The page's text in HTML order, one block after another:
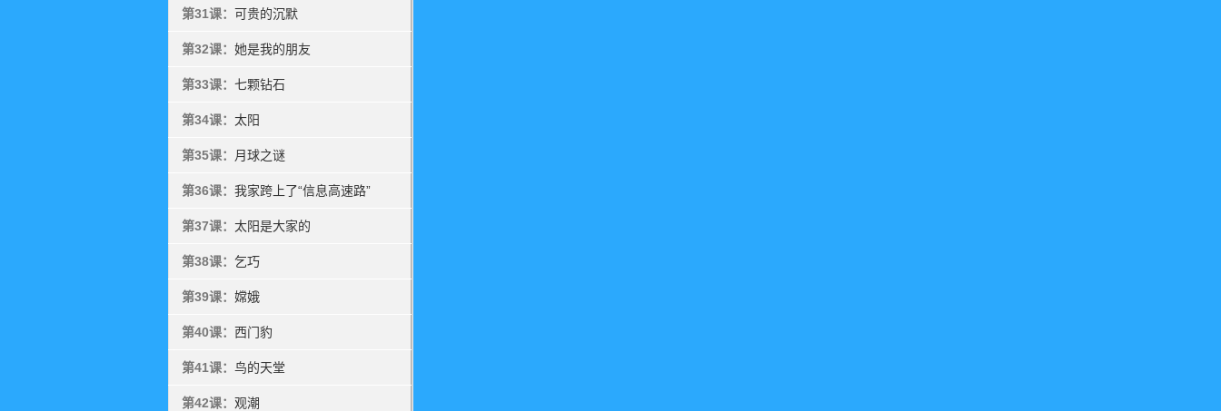
第31课： 可贵的沉默
第32课： 她是我的朋友
第33课： 七颗钻石
第34课： 太阳
第35课： 月球之谜
第36课： 我家跨上了“信息高速路”
第37课： 太阳是大家的
第38课： 乞巧
第39课： 嫦娥
第40课： 西门豹
第41课： 鸟的天堂
第42课： 观潮